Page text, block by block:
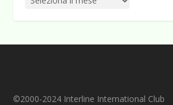
©2000-2024 Interline International Club